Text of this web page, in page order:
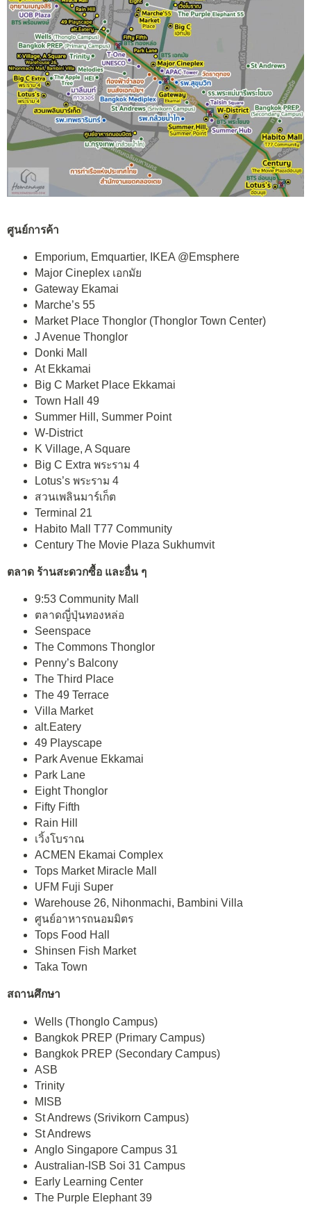
ศูนย์การค้า
Emporium, Emquartier, IKEA @Emsphere
Major Cineplex เอกมัย
Gateway Ekamai
Marche’s 55
Market Place Thonglor (Thonglor Town Center)
J Avenue Thonglor
Donki Mall
At Ekkamai
Big C Market Place Ekkamai
Town Hall 49
Summer Hill, Summer Point
W-District
K Village, A Square
Big C Extra พระราม 4
Lotus’s พระราม 4
สวนเพลินมาร์เก็ต
Terminal 21
Habito Mall T77 Community
Century The Movie Plaza Sukhumvit
ตลาด ร้านสะดวกซื้อ และอื่น ๆ
9:53 Community Mall
ตลาดญี่ปุ่นทองหล่อ
Seenspace
The Commons Thonglor
Penny’s Balcony
The Third Place
The 49 Terrace
Villa Market
alt.Eatery
49 Playscape
Park Avenue Ekkamai
Park Lane
Eight Thonglor
Fifty Fifth
Rain Hill
เวิ้งโบราณ
ACMEN Ekamai Complex
Tops Market Miracle Mall
UFM Fuji Super
Warehouse 26, Nihonmachi, Bambini Villa
ศูนย์อาหารถนอมมิตร
Tops Food Hall
Shinsen Fish Market
Taka Town
สถานศึกษา
Wells (Thonglo Campus)
Bangkok PREP (Primary Campus)
Bangkok PREP (Secondary Campus)
ASB
Trinity
MISB
St Andrews (Srivikorn Campus)
St Andrews
Anglo Singapore Campus 31
Australian-ISB Soi 31 Campus
Early Learning Center
The Purple Elephant 39